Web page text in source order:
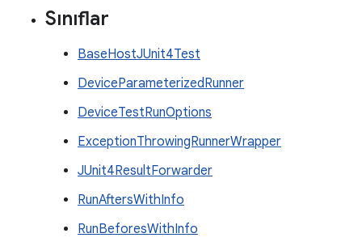
Sınıflar
BaseHostJUnit4Test
DeviceParameterizedRunner
DeviceTestRunOptions
ExceptionThrowingRunnerWrapper
JUnit4ResultForwarder
RunAftersWithInfo
RunBeforesWithInfo